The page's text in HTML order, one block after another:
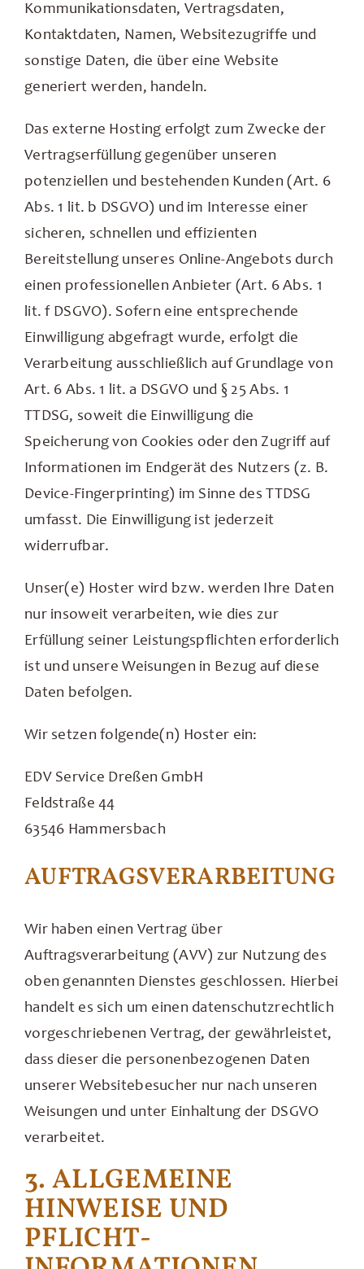
Kommunikationsdaten, Vertragsdaten,
Kontaktdaten, Namen, Websitezugriffe und
sonstige Daten, die über eine Website
generiert werden, handeln.
Das externe Hosting erfolgt zum Zwecke der
Vertragserfüllung gegenüber unseren
potenziellen und bestehenden Kunden (Art. 6
Abs. 1 lit. b DSGVO) und im Interesse einer
sicheren, schnellen und effizienten
Bereitstellung unseres Online-Angebots durch
einen professionellen Anbieter (Art. 6 Abs. 1
lit. f DSGVO). Sofern eine entsprechende
Einwilligung abgefragt wurde, erfolgt die
Verarbeitung ausschließlich auf Grundlage von
Art. 6 Abs. 1 lit. a DSGVO und § 25 Abs. 1
TTDSG, soweit die Einwilligung die
Speicherung von Cookies oder den Zugriff auf
Informationen im Endgerät des Nutzers (z. B.
Device-Fingerprinting) im Sinne des TTDSG
umfasst. Die Einwilligung ist jederzeit
widerrufbar.
Unser(e) Hoster wird bzw. werden Ihre Daten
nur insoweit verarbeiten, wie dies zur
Erfüllung seiner Leistungspflichten erforderlich
ist und unsere Weisungen in Bezug auf diese
Daten befolgen.
Wir setzen folgende(n) Hoster ein:
EDV Service Dreßen GmbH
Feldstraße 44
63546 Hammersbach
AUFTRAGSVERARBEITUNG
Wir haben einen Vertrag über
Auftragsverarbeitung (AVV) zur Nutzung des
oben genannten Dienstes geschlossen. Hierbei
handelt es sich um einen datenschutzrechtlich
vorgeschriebenen Vertrag, der gewährleistet,
dass dieser die personenbezogenen Daten
unserer Websitebesucher nur nach unseren
Weisungen und unter Einhaltung der DSGVO
verarbeitet.
3. ALLGEMEINE
HINWEISE UND
PFLICHT­